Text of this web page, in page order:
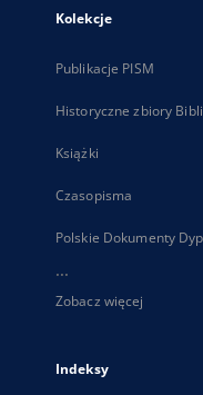
Kolekcje
Publikacje PISM
Historyczne zbiory
Książki
Czasopisma
Polskie Dokumenty
...
Zobacz więcej
Indeksy